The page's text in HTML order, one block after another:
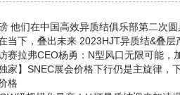
他们在中国高效异质结俱乐部第二次
当下，叠出未来 2023HJT异质结&叠层
赛拉弗CEO杨勇：N型风口无限可能，
独家】SNEC展会价格下行仍是主旋律，
格